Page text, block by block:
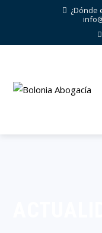
¿Dónde